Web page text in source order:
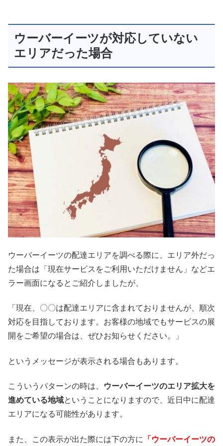
ウーバーイーツが対応していない
エリアだった場合
ウーバーイーツの配達エリアを調べる際に、エリア外だっ
た場合は「現在サービスをご利用いただけません」などエ
ラー画面になるとご紹介しましたが、
「現在、〇〇は配達エリアに含まれておりませんが、順次
対応を目指しております。お客様の地域でもサービスの展
開をご希望の場合は、ぜひお知らせください。」
というメッセージが表示される場合もあります。
こういうパターンの時は、
ウーバーイーツのエリア拡大を
進めている地域ということになりますので、近日中に配達
エリアになる可能性があります。
また、この表示が出た際には下の方に 「ウーバーイーツの